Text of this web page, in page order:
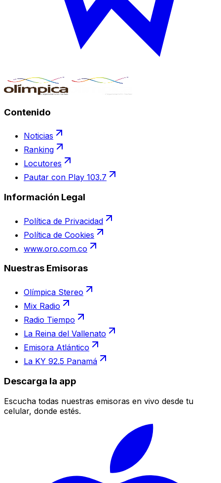
Contenido
Noticias
Ranking
Locutores
Pautar con Play 103.7
Información Legal
Política de Privacidad
Política de Cookies
www.oro.com.co
Nuestras Emisoras
Olímpica Stereo
Mix Radio
Radio Tiempo
La Reina del Vallenato
Emisora Atlántico
La KY 92.5 Panamá
Descarga la app
Escucha todas nuestras emisoras en vivo desde tu
celular, donde estés.